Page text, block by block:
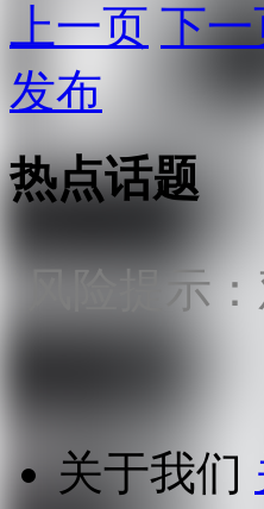
上一页 下一
发布
热点话题
风险提示
关于我们